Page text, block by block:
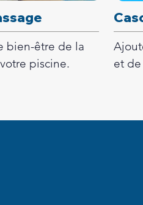
bien-être de la
piscine.
et